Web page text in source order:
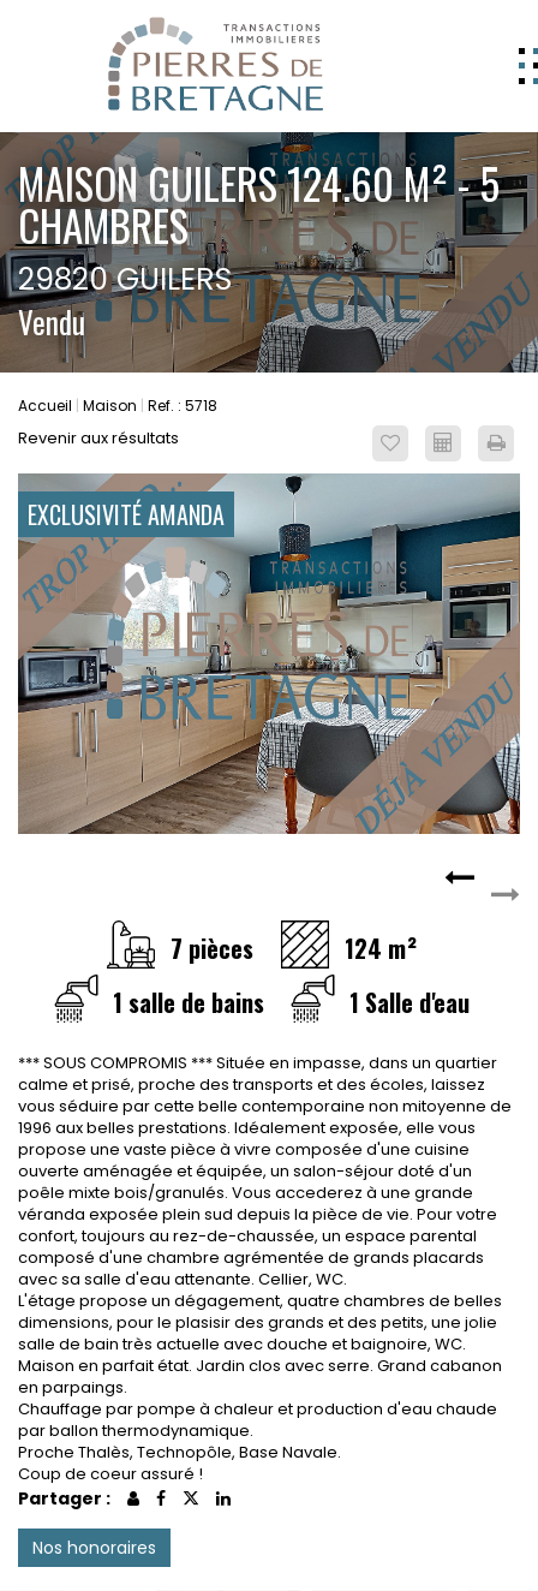
NOS BIENS
GERER
NOS AGENCES
ESTIMATION
CONTACT
MAISON GUILERS 124.60 M² - 5
CHAMBRES
29820 GUILERS
Vendu
Accueil Maison Ref. : 5718
Revenir aux résultats
EXCLUSIVITÉ AMANDA
7 pièces
124 m²
1 salle de bains
1 Salle d'eau
*** SOUS COMPROMIS *** Située en impasse, dans un quartier
calme et prisé, proche des transports et des écoles, laissez
vous séduire par cette belle contemporaine non mitoyenne de
1996 aux belles prestations. Idéalement exposée, elle vous
propose une vaste pièce à vivre composée d'une cuisine
ouverte aménagée et équipée, un salon-séjour doté d'un
poêle mixte bois/granulés. Vous accederez à une grande
véranda exposée plein sud depuis la pièce de vie. Pour votre
confort, toujours au rez-de-chaussée, un espace parental
composé d'une chambre agrémentée de grands placards
avec sa salle d'eau attenante. Cellier, WC.
L'étage propose un dégagement, quatre chambres de belles
dimensions, pour le plasisir des grands et des petits, une jolie
salle de bain très actuelle avec douche et baignoire, WC.
Maison en parfait état. Jardin clos avec serre. Grand cabanon
en parpaings.
Chauffage par pompe à chaleur et production d'eau chaude
par ballon thermodynamique.
Proche Thalès, Technopôle, Base Navale.
Coup de coeur assuré !
Partager :
Nos honoraires